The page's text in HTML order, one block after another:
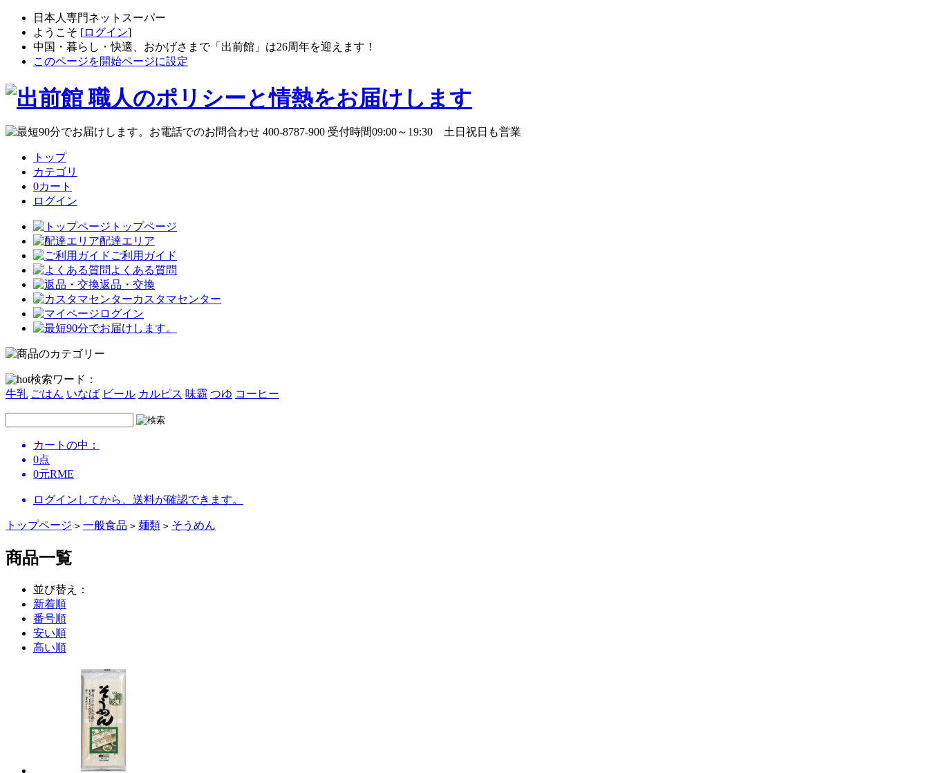
日本人専門ネットスーパー
ようこそ [ログイン]
中国・暮らし・快適、おかげさまで「出前館」は26周年を迎えます！
このページを開始ページに設定
トップ
カテゴリ
0カート
ログイン
トップページ
配達エリア
ご利用ガイド
よくある質問
返品・交換
カスタマセンター
ログイン
検索ワード：
牛乳 ごはん いなば ビール カルピス 味霸 つゆ コーヒー
カートの中：
0点
0元RME
ログインしてから、送料が確認できます。
トップページ > 一般食品 > 麺類 > そうめん
商品一覧
並び替え：
新着順
番号順
安い順
高い順